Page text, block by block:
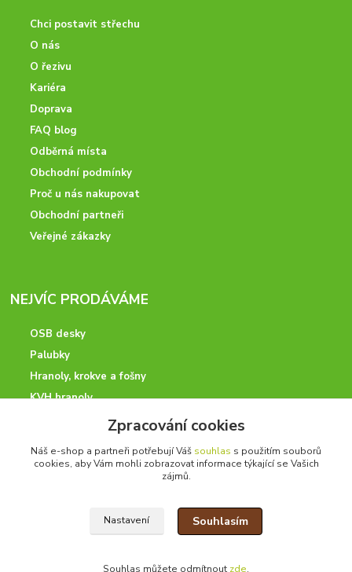
Chci postavit střechu
O nás
O řezivu
Kariéra
Doprava
FAQ blog
Odběrná místa
Obchodní podmínky
Proč u nás nakupovat
Obchodní partneři
Veřejné zákazky
NEJVÍC PRODÁVÁME
OSB desky
Palubky
Hranoly, krokve a fošny
KVH hranoly
Latě, desky a prkna
ODBORNÉ PORADENSTVÍ
Potřebujete poradit? Neváhejte nás kontaktovat.
po - pá 7:00 - 15:00
Zpracování cookies
Náš e-shop a partneři potřebují Váš souhlas s použitím souborů
cookies, aby Vám mohli zobrazovat informace týkající se Vašich
zájmů.
Nastavení Souhlasím
Souhlas můžete odmítnout zde.